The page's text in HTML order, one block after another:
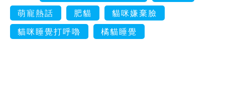
萌寵熱話
肥貓
貓咪嫌棄臉
貓咪睡覺打呼嚕
橘貓睡覺